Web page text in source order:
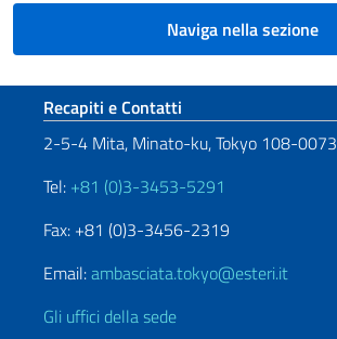
Naviga nella sezione
Sezione footer
Recapiti e Contatti
2-5-4 Mita, Minato-ku, Tokyo 108-0073
Tel: +81 (0)3-3453-5291
Fax: +81 (0)3-3456-2319
Email:ambasciata.tokyo@esteri.it
Gli uffici della sede